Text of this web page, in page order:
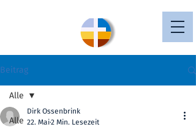
Beitrag
Alle
Alle
Dirk Ossenbrink
22. Mai2 Min. Lesezeit